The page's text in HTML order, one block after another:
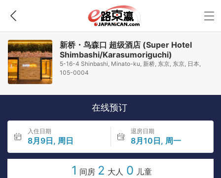
新桥・鸟森口 超级酒店 (Super Hotel
Shimbashi/Karasumoriguchi)
5-16-4 Shinbashi, Minato-ku, 新桥, 东京, 东京, 日本,
105-0004
在线预订
入住日期
8月9日, 周日
退房日期
8月10日, 周一
1 间房 2 大人 0 儿童